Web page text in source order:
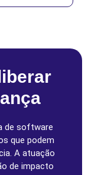
de software
que podem
A atuação
de impacto